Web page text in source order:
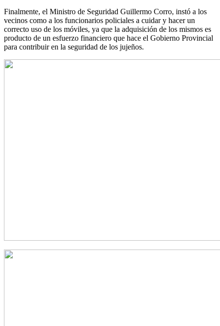
Finalmente, el Ministro de Seguridad Guillermo Corro, instó a los
vecinos como a los funcionarios policiales a cuidar y hacer un
correcto uso de los móviles, ya que la adquisición de los mismos es
producto de un esfuerzo financiero que hace el Gobierno Provincial
para contribuir en la seguridad de los jujeños.